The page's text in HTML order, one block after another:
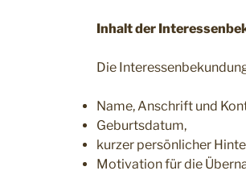
Inhalt der
Die
Name, Anschrift und
Geburtsdatum,
kurzer persönlicher
Motivation für die